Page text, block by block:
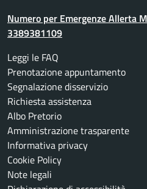
Numero per Emergenze Allerta
3389381109
Leggi le FAQ
Prenotazione appuntamento
Segnalazione disservizio
Richiesta assistenza
Albo Pretorio
Amministrazione trasparente
Informativa privacy
Cookie Policy
Note legali